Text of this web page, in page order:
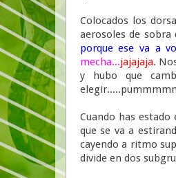
Colocados los
aerosoles de sobra
porque ese va a
mecha...jajajaja.
y hubo que
Cuando has
que se va a
cayendo a ritmo
divide en dos